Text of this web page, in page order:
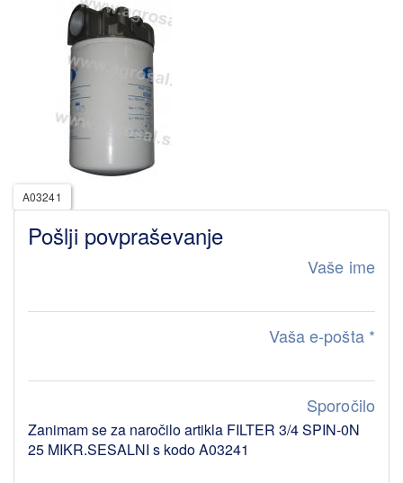
A03241
Pošlji povpraševanje
Vaše ime
Vaša e-pošta *
Sporočilo